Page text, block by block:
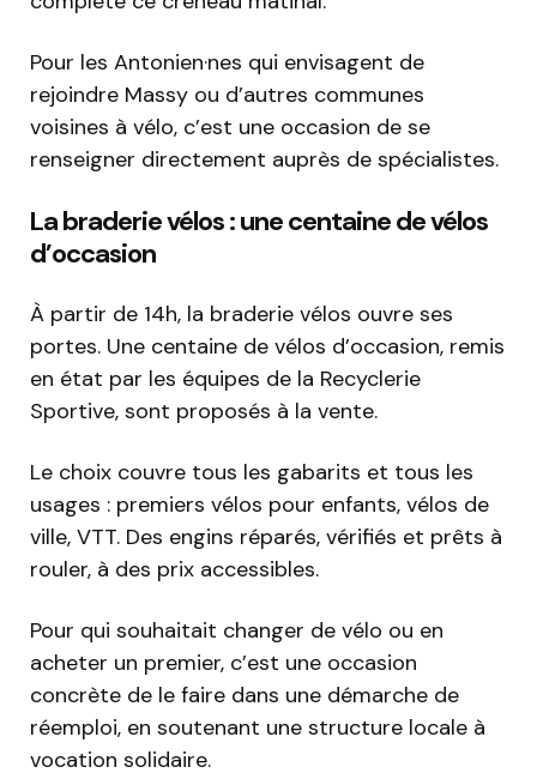
Pour les Antonien·nes qui envisagent de
rejoindre Massy ou d’autres communes
voisines à vélo, c’est une occasion de se
renseigner directement auprès de spécialistes.
La braderie vélos : une centaine de vélos
d’occasion
À partir de 14h, la braderie vélos ouvre ses
portes. Une centaine de vélos d’occasion, remis
en état par les équipes de la Recyclerie
Sportive, sont proposés à la vente.
Le choix couvre tous les gabarits et tous les
usages : premiers vélos pour enfants, vélos de
ville, VTT. Des engins réparés, vérifiés et prêts à
rouler, à des prix accessibles.
Pour qui souhaitait changer de vélo ou en
acheter un premier, c’est une occasion
concrète de le faire dans une démarche de
réemploi, en soutenant une structure locale à
vocation solidaire.